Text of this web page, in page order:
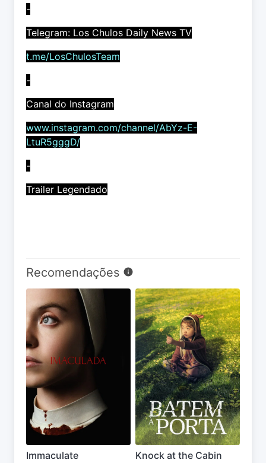
-
Telegram: Los Chulos Daily News TV
t.me/LosChulosTeam
-
Canal do Instagram
www.instagram.com/channel/AbYz-E-
LtuR5gggD/
-
Trailer Legendado
Recomendações
Immaculate Knock at the Cabin